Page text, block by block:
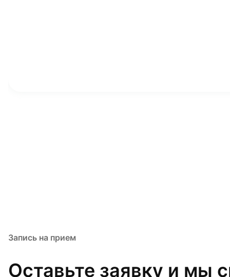
Запись на прием
Оставьте заявку и мы